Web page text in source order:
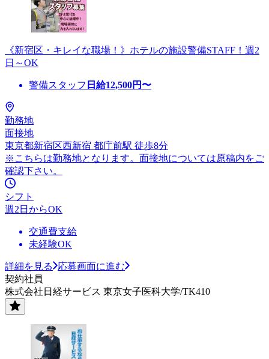
《新宿区・キレイな職場！》ホテルの施設警備STAFF！週2
日～OK
警備スタッフ 日給12,500円〜
勤務地
面接地
東京都新宿区西新宿 都庁前駅 徒歩8分
※こちらは勤務地となります。面接地については原稿内をご
確認下さい。
シフト
週2日からOK
交通費支給
未経験OK
詳細を見る
応募画面に進む
契約社員
株式会社日経サービス 東京女子医科大学/TK410